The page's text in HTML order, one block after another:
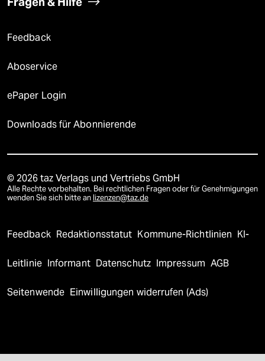
Feedback
Aboservice
ePaper Login
Downloads für Abonnierende
© 2026 taz Verlags und Vertriebs GmbH
Alle Rechte vorbehalten. Bei rechtlichen Fragen oder für Genehmigungen
wenden Sie sich bitte an lizenzen@taz.de
Feedback Redaktionsstatut Kommune-Richtlinien KI-
Leitlinie Informant Datenschutz Impressum AGB
Seitenwende Einwilligungen widerrufen (Ads)